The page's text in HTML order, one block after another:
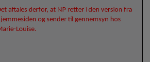
aftales derfor, at NP retter i den version fra
og sender til gennemsyn hos
Louise.